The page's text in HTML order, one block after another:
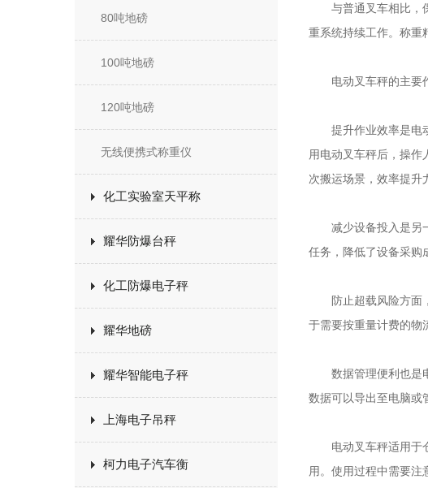
80吨地磅
100吨地磅
120吨地磅
无线便携式称重仪
化工实验室天平称
耀华防爆台秤
化工防爆电子秤
耀华地磅
耀华智能电子秤
上海电子吊秤
柯力电子汽车衡
与普通叉车相比，保
重系统持续工作。称重
电动叉车秤的主要
提升作业效率是电动
用电动叉车秤后，操
次搬运场景，效率提升
减少设备投入是另一
任务，降低了设备采购
防止超载风险方面，
于需要按重量计费的物
数据管理便利也是电
数据可以导出至电脑或
电动叉车秤适用于仓
用。使用过程中需要